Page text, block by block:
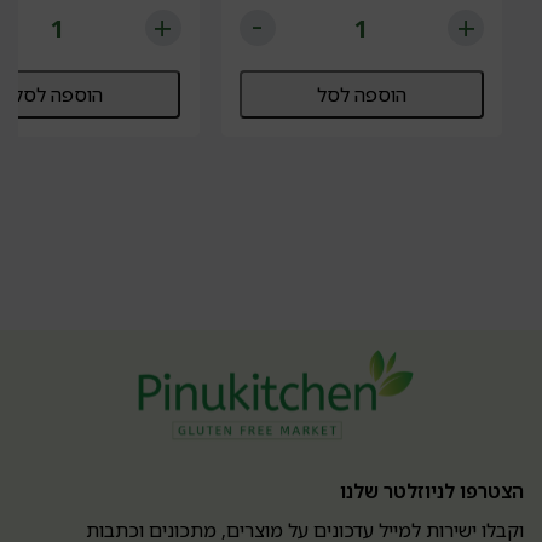
הוספה לסל הוספה לסל
הצטרפו לניוזלטר שלנו
וקבלו ישירות למייל עדכונים על מוצרים, מתכונים וכתבות